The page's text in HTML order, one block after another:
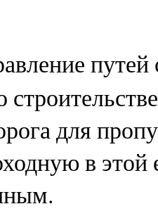
для
в этой